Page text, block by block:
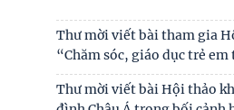
Giữ vững lời thề của người
vững chắc trong đấu tranh
nhân
Tự lực, tự cường - sức
Thư mời viết bài tham gia
“Chăm sóc, giáo dục trẻ
Thư mời viết bài Hội thảo